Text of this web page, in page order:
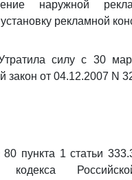
наружной
рекламной
силу с 30
закон от 04.12.2007 N
80 пункта 1 статьи
кодекса